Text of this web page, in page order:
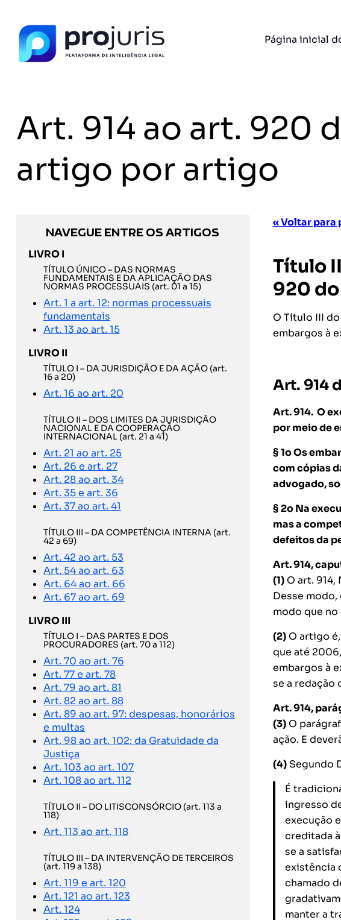
Página inicial
Art. 914 ao art. 920
artigo por artigo
NAVEGUE ENTRE OS ARTIGOS
LIVRO I
TÍTULO ÚNICO – DAS NORMAS
FUNDAMENTAIS E DA APLICAÇÃO DAS
NORMAS PROCESSUAIS (art. 01 a 15)
Art. 1 a art. 12: normas processuais
fundamentais
Art. 13 ao art. 15
LIVRO II
TÍTULO I – DA JURISDIÇÃO E DA AÇÃO (art.
16 a 20)
Art. 16 ao art. 20
TÍTULO II – DOS LIMITES DA JURISDIÇÃO
NACIONAL E DA COOPERAÇÃO
INTERNACIONAL (art. 21 a 41)
Art. 21 ao art. 25
Art. 26 e art. 27
Art. 28 ao art. 34
Art. 35 e art. 36
Art. 37 ao art. 41
TÍTULO III – DA COMPETÊNCIA INTERNA (art.
42 a 69)
Art. 42 ao art. 53
Art. 54 ao art. 63
Art. 64 ao art. 66
Art. 67 ao art. 69
LIVRO III
TÍTULO I – DAS PARTES E DOS
PROCURADORES (art. 70 a 112)
Art. 70 ao art. 76
Art. 77 e art. 78
Art. 79 ao art. 81
Art. 82 ao art. 88
Art. 89 ao art. 97: despesas, honorários
e multas
Art. 98 ao art. 102: da Gratuidade da
Justiça
Art. 103 ao art. 107
Art. 108 ao art. 112
TÍTULO II – DO LITISCONSÓRCIO (art. 113 a
118)
Art. 113 ao art. 118
TÍTULO III – DA INTERVENÇÃO DE TERCEIROS
(art. 119 a 138)
Art. 119 e art. 120
Art. 121 ao art. 123
Art. 124
« Voltar para
Título
920
O Título III
embargos à
Art. 914
Art. 914. O
por meio de
§ 1oOs
com cópias
advogado,
§ 2oNa
mas a
defeitos da
Art. 914,
(1)O art. 914,
Desse
modo que no
(2)O artigo é,
que até
embargos à
se a redação
Art. 914,
(3)O
ação. E
(4)Segundo
É
ingresso
execução
creditada
se a
existência
chamado
manter a